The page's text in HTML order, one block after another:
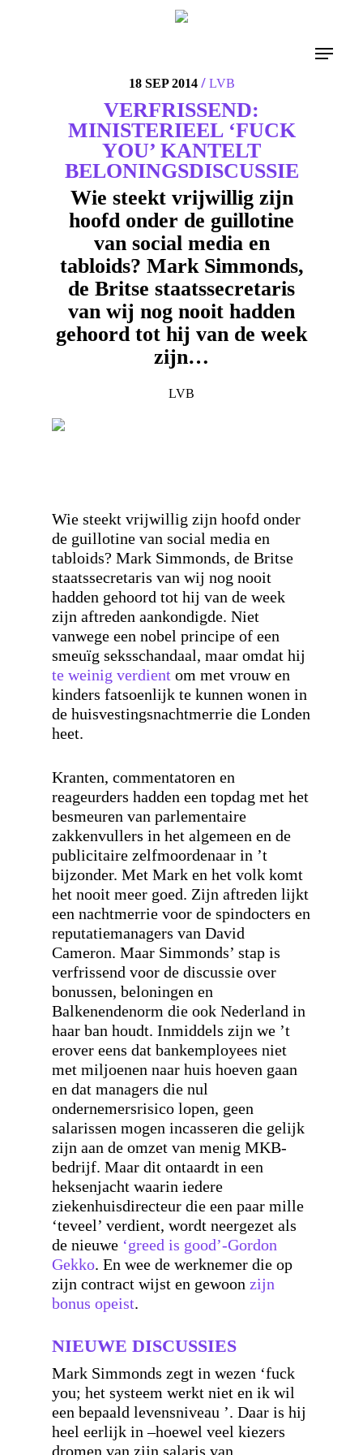
18 SEP 2014/ LVB
VERFRISSEND:
MINISTERIEEL ‘FUCK
YOU’ KANTELT
BELONINGSDISCUSSIE
Wie steekt vrijwillig zijn
hoofd onder de guillotine
van social media en
tabloids? Mark Simmonds,
de Britse staatssecretaris
van wij nog nooit hadden
gehoord tot hij van de week
zijn…
LVB
Wie steekt vrijwillig zijn hoofd onder
de guillotine van social media en
tabloids? Mark Simmonds, de Britse
staatssecretaris van wij nog nooit
hadden gehoord tot hij van de week
zijn aftreden aankondigde. Niet
vanwege een nobel principe of een
smeuïg seksschandaal, maar omdat hij
te weinig verdient om met vrouw en
kinders fatsoenlijk te kunnen wonen in
de huisvestingsnachtmerrie die Londen
heet.
Kranten, commentatoren en
reageurders hadden een topdag met het
besmeuren van parlementaire
zakkenvullers in het algemeen en de
publicitaire zelfmoordenaar in ’t
bijzonder. Met Mark en het volk komt
het nooit meer goed. Zijn aftreden lijkt
een nachtmerrie voor de spindocters en
reputatiemanagers van David
Cameron. Maar Simmonds’ stap is
verfrissend voor de discussie over
bonussen, beloningen en
Balkenendenorm die ook Nederland in
haar ban houdt. Inmiddels zijn we ’t
erover eens dat bankemployees niet
met miljoenen naar huis hoeven gaan
en dat managers die nul
ondernemersrisico lopen, geen
salarissen mogen incasseren die gelijk
zijn aan de omzet van menig MKB-
bedrijf. Maar dit ontaardt in een
heksenjacht waarin iedere
ziekenhuisdirecteur die een paar mille
‘teveel’ verdient, wordt neergezet als
de nieuwe ‘greed is good’-Gordon
Gekko. En wee de werknemer die op
zijn contract wijst en gewoon zijn
bonus opeist.
NIEUWE DISCUSSIES
Mark Simmonds zegt in wezen ‘fuck
you; het systeem werkt niet en ik wil
een bepaald levensniveau ’. Daar is hij
heel eerlijk in –hoewel veel kiezers
dromen van zijn salaris van